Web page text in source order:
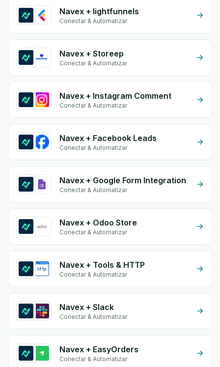
Navex + lightfunnels
Conectar & Automatizar
Navex + Storeep
Conectar & Automatizar
Navex + Instagram Comment
Conectar & Automatizar
Navex + Facebook Leads
Conectar & Automatizar
Navex + Google Form Integration
Conectar & Automatizar
Navex + Odoo Store
Conectar & Automatizar
Navex + Tools & HTTP
Conectar & Automatizar
Navex + Slack
Conectar & Automatizar
Navex + EasyOrders
Conectar & Automatizar